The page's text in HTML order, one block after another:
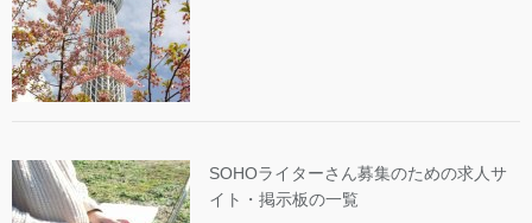
SOHOライターさん募集のための求人サ
イト・掲示板の一覧